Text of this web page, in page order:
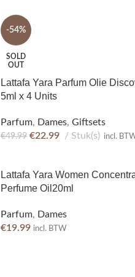
-54%
SOLD
OUT
Lattafa Yara Parfum Olie
5ml x 4 Units
Parfum, Dames, Giftsets
€49.99 €22.99 Stuk(s) incl.
Lattafa Yara Women
Perfume Oil20ml
Parfum, Dames
€19.99 incl. BTW